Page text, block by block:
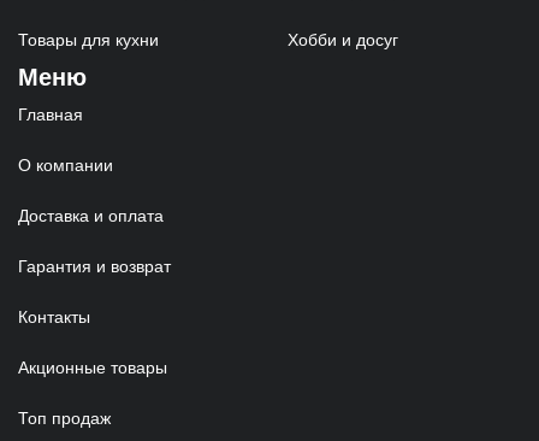
Товары для кухни Хобби и досуг
Меню
Главная
О компании
Доставка и оплата
Гарантия и возврат
Контакты
Акционные товары
Топ продаж